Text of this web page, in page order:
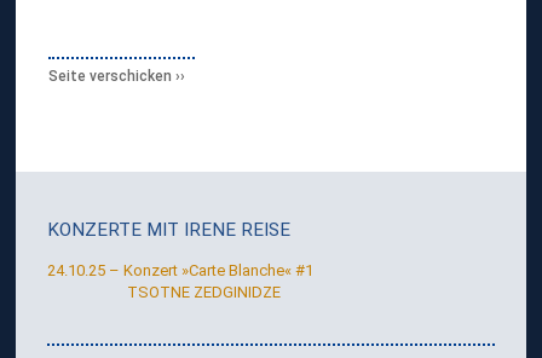
KONZERTE MIT IRENE REISE
24.10.25 – Konzert »Carte Blanche« #1
TSOTNE ZEDGINIDZE
Seite verschicken